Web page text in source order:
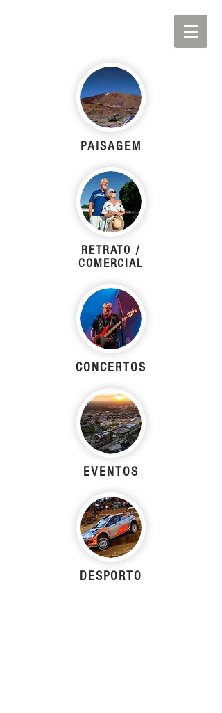
PAISAGEM
RETRATO /
COMERCIAL
CONCERTOS
EVENTOS
DESPORTO